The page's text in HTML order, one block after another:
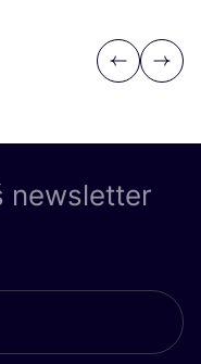
Previous
Next
newsletter